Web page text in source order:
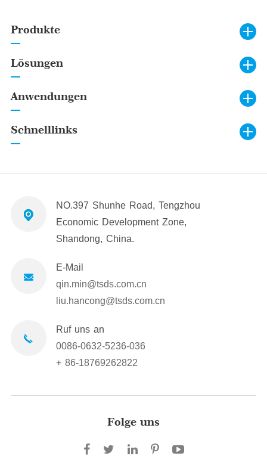
Produkte
Lösungen
Anwendungen
Schnelllinks
NO.397 Shunhe Road, Tengzhou
Economic Development Zone,
Shandong, China.
E-Mail
qin.min@tsds.com.cn
liu.hancong@tsds.com.cn
Ruf uns an
0086-0632-5236-036
+ 86-18769262822
Folge uns